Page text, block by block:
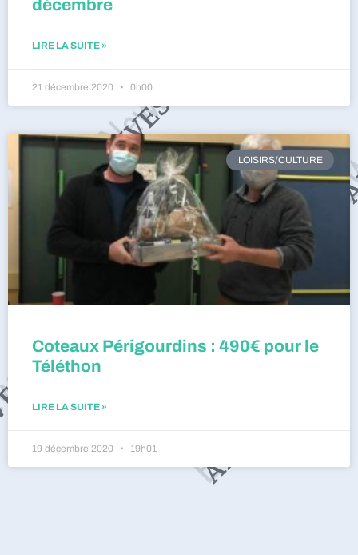
décembre
LIRE LA SUITE »
21 décembre 2020 0h00
LOISIRS/CULTURE
Coteaux Périgourdins : 490€ pour le
Téléthon
LIRE LA SUITE »
19 décembre 2020 19h01